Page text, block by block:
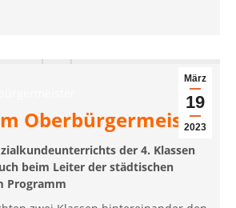
März
19
2023
Oberbürgermeister
der 4. Klassen
beim Leiter der städtischen
Programm